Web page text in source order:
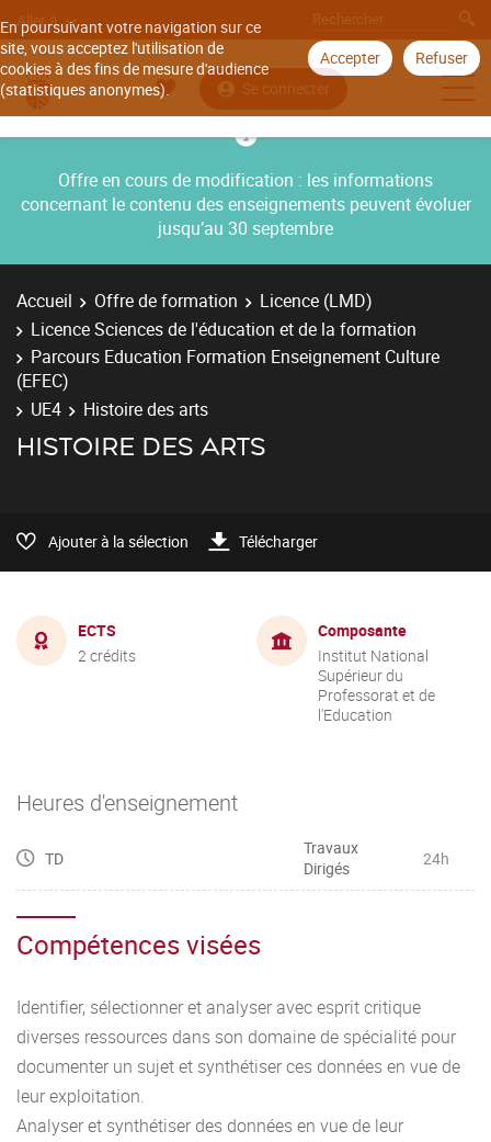
En poursuivant votre navigation sur ce
site, vous acceptez l'utilisation de
cookies à des fins de mesure d'audience
(statistiques anonymes).
Accepter Refuser
Aller à
Se connecter
Offre en cours de modification : les informations
concernant le contenu des enseignements peuvent évoluer
jusqu’au 30 septembre
Accueil Offre de formation
Licence (LMD)
Licence Sciences de l'éducation et de la formation
Parcours Education Formation Enseignement Culture
(EFEC)
UE4
Histoire des arts
HISTOIRE DES ARTS
Ajouter à la sélection Télécharger
ECTS
2 crédits
Composante
Institut National
Supérieur du
Professorat et de
l'Education
Heures d'enseignement
TD
Travaux
Dirigés
24h
Compétences visées
Identifier, sélectionner et analyser avec esprit critique
diverses ressources dans son domaine de spécialité pour
documenter un sujet et synthétiser ces données en vue de
leur exploitation.
Analyser et synthétiser des données en vue de leur